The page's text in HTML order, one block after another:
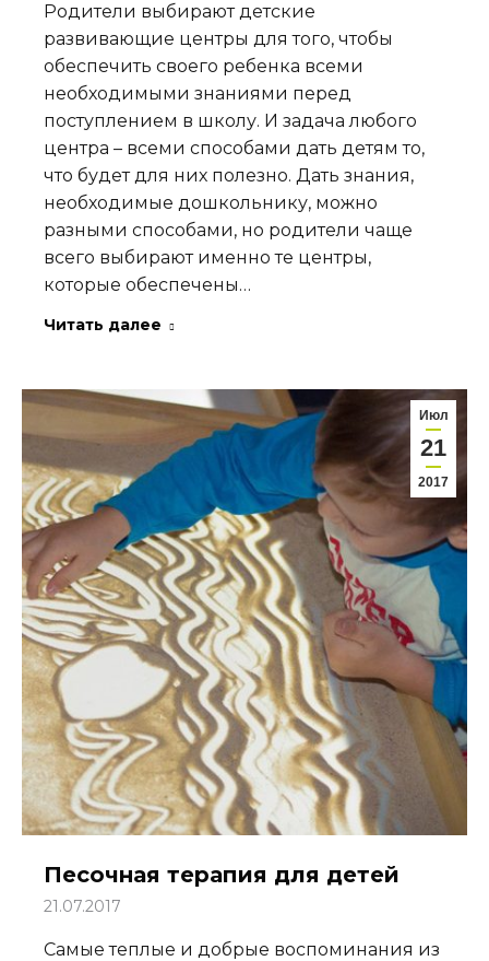
Родители выбирают детские
развивающие центры для того, чтобы
обеспечить своего ребенка всеми
необходимыми знаниями перед
поступлением в школу. И задача любого
центра – всеми способами дать детям то,
что будет для них полезно. Дать знания,
необходимые дошкольнику, можно
разными способами, но родители чаще
всего выбирают именно те центры,
которые обеспечены…
Читать далее
Июл
21
2017
Песочная терапия для детей
21.07.2017
Самые теплые и добрые воспоминания из